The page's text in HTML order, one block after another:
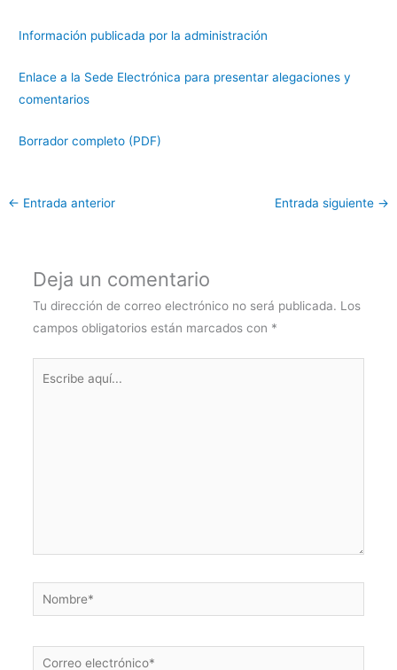
Información publicada por la administración
Enlace a la Sede Electrónica para presentar alegaciones y
comentarios
Borrador completo (PDF)
← Entrada anterior Entrada siguiente →
Deja un comentario
Tu dirección de correo electrónico no será publicada. Los
campos obligatorios están marcados con *
Nombre*
Correo